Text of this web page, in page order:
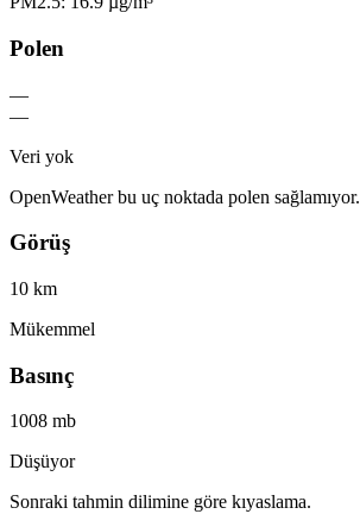
Polen
—
—
Veri yok
OpenWeather bu uç noktada polen sağlamıyor.
Görüş
10 km
Mükemmel
Basınç
1008 mb
Düşüyor
Sonraki tahmin dilimine göre kıyaslama.